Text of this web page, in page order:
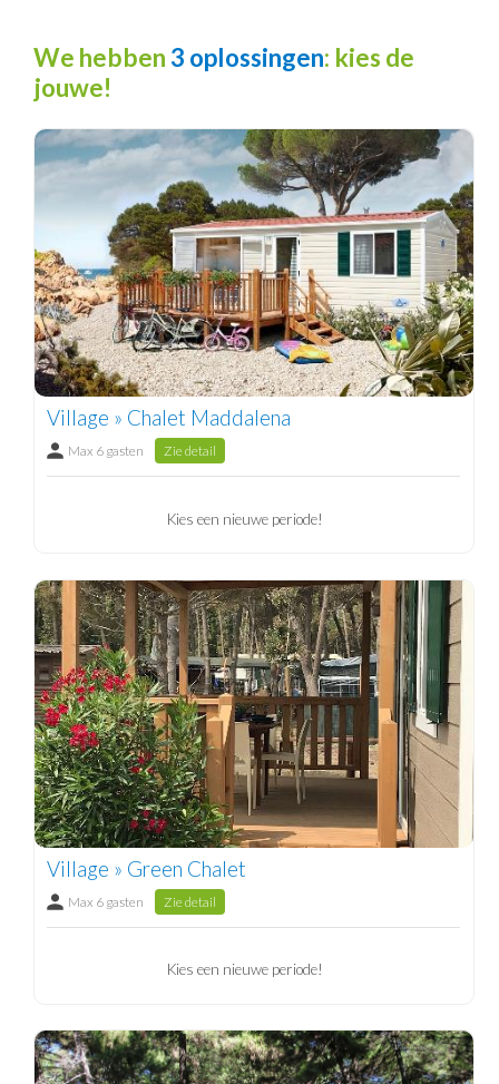
We hebben 3 oplossingen: kies de
jouwe!
Village » Chalet Maddalena
Max 6 gasten Zie detail
Kies een nieuwe periode!
Village » Green Chalet
Max 6 gasten Zie detail
Kies een nieuwe periode!